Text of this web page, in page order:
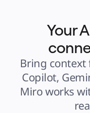
Your
Bring context
Copilot,
Miro works